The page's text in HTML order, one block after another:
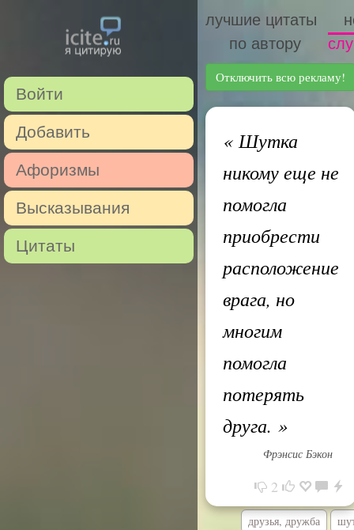
Войти
Добавить
Афоризмы
Высказывания
Цитаты
лучшие цитаты
по автору
Отключить всю рекламу!
«Шутка
никому еще не
помогла
приобрести
расположение
врага, но
многим
помогла
потерять
друга. »
Фрэнсис Бэкон
2
друзья, дружба